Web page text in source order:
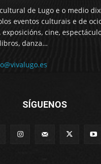
de Lugo e o medio
eventos culturais e de
cine,
danza…
SÍGUENOS